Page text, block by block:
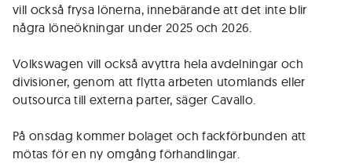
vill också frysa lönerna, innebärande att det inte blir
några löneökningar under 2025 och 2026.
Volkswagen vill också avyttra hela avdelningar och
divisioner, genom att flytta arbeten utomlands eller
outsourca till externa parter, säger Cavallo.
På onsdag kommer bolaget och fackförbunden att
mötas för en ny omgång förhandlingar.